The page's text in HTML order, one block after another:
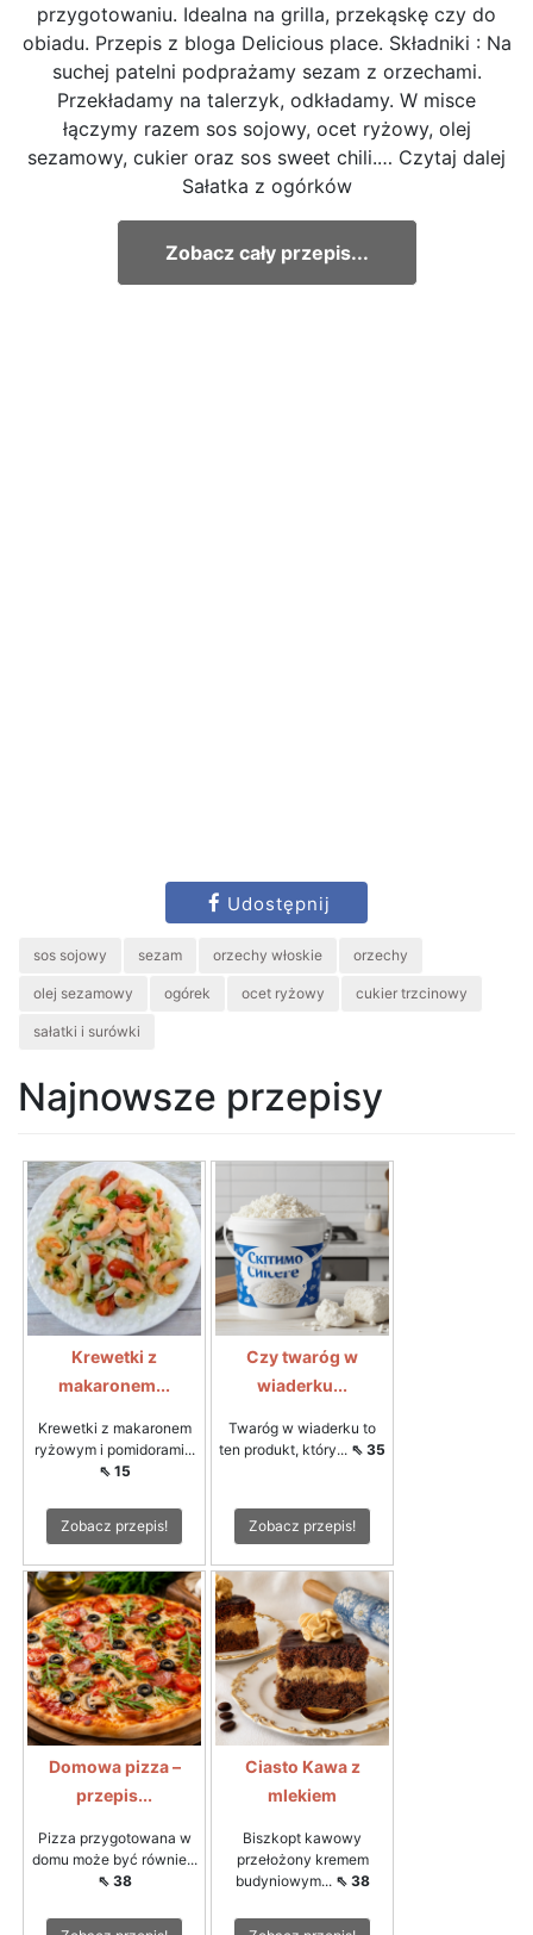
przygotowaniu. Idealna na grilla, przekąskę czy do
obiadu. Przepis z bloga Delicious place. Składniki : Na
suchej patelni podprażamy sezam z orzechami.
Przekładamy na talerzyk, odkładamy. W misce
łączymy razem sos sojowy, ocet ryżowy, olej
sezamowy, cukier oraz sos sweet chili.… Czytaj dalej
Sałatka z ogórków
Zobacz cały przepis...
Udostępnij
sos sojowy sezam orzechy włoskie orzechy
olej sezamowy ogórek ocet ryżowy cukier trzcinowy
sałatki i surówki
Najnowsze przepisy
Krewetki z
makaronem...
Krewetki z makaronem
ryżowym i pomidorami...
⇖ 15
Zobacz przepis!
Czy twaróg w
wiaderku...
Twaróg w wiaderku to
ten produkt, który... ⇖ 35
Zobacz przepis!
Domowa pizza –
przepis...
Pizza przygotowana w
domu może być równie...
⇖ 38
Ciasto Kawa z
mlekiem
Biszkopt kawowy
przełożony kremem
budyniowym... ⇖ 38